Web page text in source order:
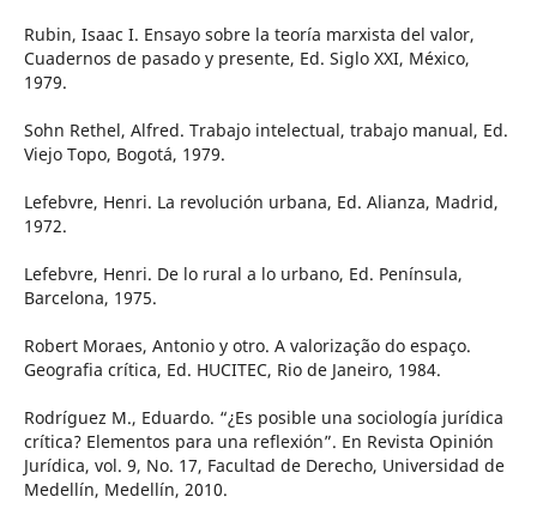
Rubin, Isaac I. Ensayo sobre la teoría marxista del valor,
Cuadernos de pasado y presente, Ed. Siglo XXI, México,
1979.
Sohn Rethel, Alfred. Trabajo intelectual, trabajo manual, Ed.
Viejo Topo, Bogotá, 1979.
Lefebvre, Henri. La revolución urbana, Ed. Alianza, Madrid,
1972.
Lefebvre, Henri. De lo rural a lo urbano, Ed. Península,
Barcelona, 1975.
Robert Moraes, Antonio y otro. A valorização do espaço.
Geografia crítica, Ed. HUCITEC, Rio de Janeiro, 1984.
Rodríguez M., Eduardo. “¿Es posible una sociología jurídica
crítica? Elementos para una reflexión”. En Revista Opinión
Jurídica, vol. 9, No. 17, Facultad de Derecho, Universidad de
Medellín, Medellín, 2010.